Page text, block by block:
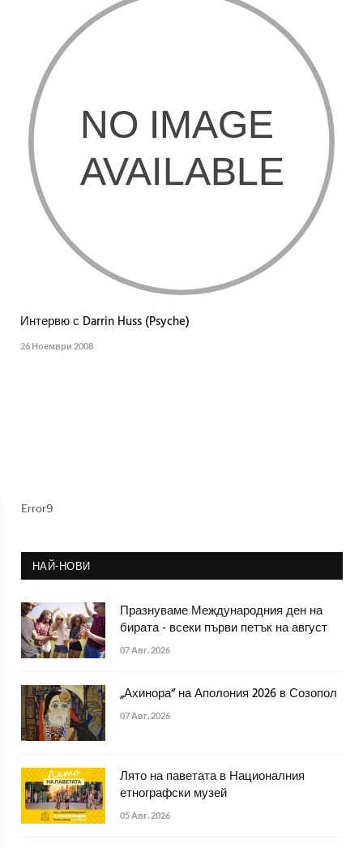
Интервю с Darrin Huss (Psyche)
26 Ноември 2008
Error9
НАЙ-НОВИ
Празнуваме Международния ден на
бирата - всеки първи петък на август
07 Авг. 2026
„Ахинора“ на Аполония 2026 в Созопол
07 Авг. 2026
Лято на паветата в Националния
етнографски музей
05 Авг. 2026